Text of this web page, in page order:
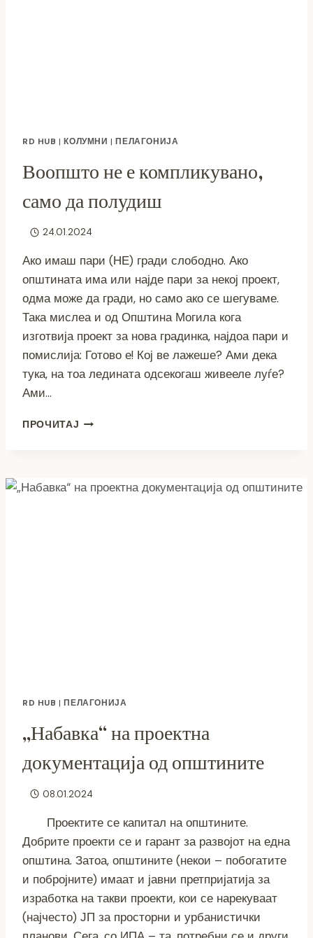
RD HUB |КОЛУМНИ |ПЕЛАГОНИЈА
Воопшто не е компликувано,
само да полудиш
24.01.2024
Ако имаш пари (НЕ) гради слободно. Ако
општината има или најде пари за некој проект,
одма може да гради, но само ако се шегуваме.
Така мислеа и од Општина Могила кога
изготвија проект за нова градинка, најдоа пари и
помислија: Готово е! Кој ве лажеше? Ами дека
тука, на тоа ледината одсекогаш живееле луѓе?
Ами…
ПРОЧИТАЈ ВООПШТО
ДА
RD HUB |ПЕЛАГОНИЈА
„Набавка“ на проектна
документација од општините
08.01.2024
Проектите се капитал на општините.
Добрите проекти се и гарант за развојот на една
општина. Затоа, општините (некои – побогатите
и побројните) имаат и јавни претпријатија за
изработка на такви проекти, кои се нарекуваат
(најчесто) ЈП за просторни и урбанистички